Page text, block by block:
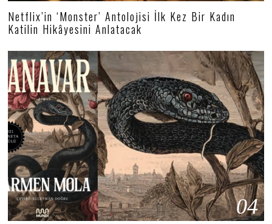
Netflix’in ‘Monster’ Antolojisi İlk Kez Bir Kadın
Katilin Hikâyesini Anlatacak
04